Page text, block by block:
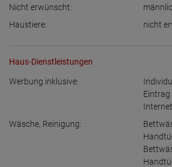
Nicht erwünscht:
Haustiere:
nicht
Haus-Dienstleistungen
Werbung inklusive:
Wäsche, Reinigung: